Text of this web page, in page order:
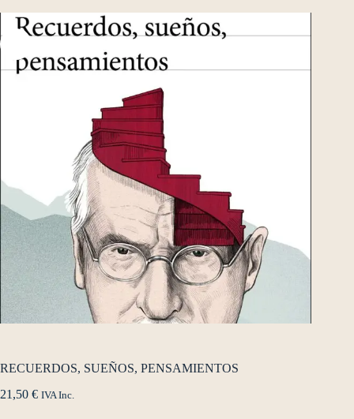
RECUERDOS, SUEÑOS, PENSAMIENTOS
21,50 € IVA Inc.